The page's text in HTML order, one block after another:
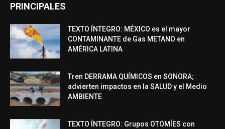
PRINCIPALES
TEXTO ÍNTEGRO: MÉXICO es el mayor
CONTAMINANTE de Gas METANO en
AMÉRICA LATINA
Tren DERRAMA QUÍMICOS en SONORA;
advierten impactos en la SALUD y el Medio
AMBIENTE
TEXTO ÍNTEGRO: Grupos OTOMÍES con